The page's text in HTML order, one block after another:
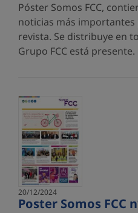
Póster Somos FCC,
noticias más
revista. Se distribuye en
Grupo FCC está presente.
20/12/2024
Poster Somos FCC